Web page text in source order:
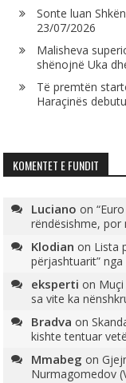
Sonte luan
23/07/2026
Malisheva
shënojnë Uka
Të premtën
Haraçinës
KOMENTET E FUNDIT
Luciano on
rëndësishme,
Klodian on Lista
përjashtuarit” nga
eksperti on
sa vite ka
Bradva on
kishte tentuar
Mmabeg on
Nurmagomedov